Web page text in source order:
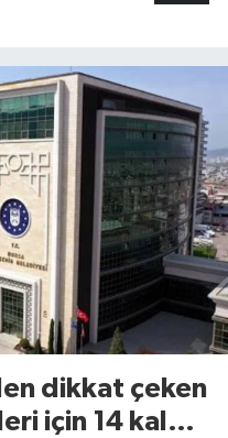
dikkat çeken
için 14 kalem